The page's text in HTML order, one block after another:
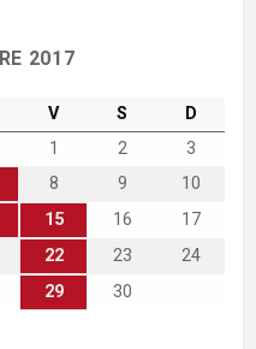
2017
V S
D
1
2
3
8 9
10
15 16
17
22 23
24
29 30